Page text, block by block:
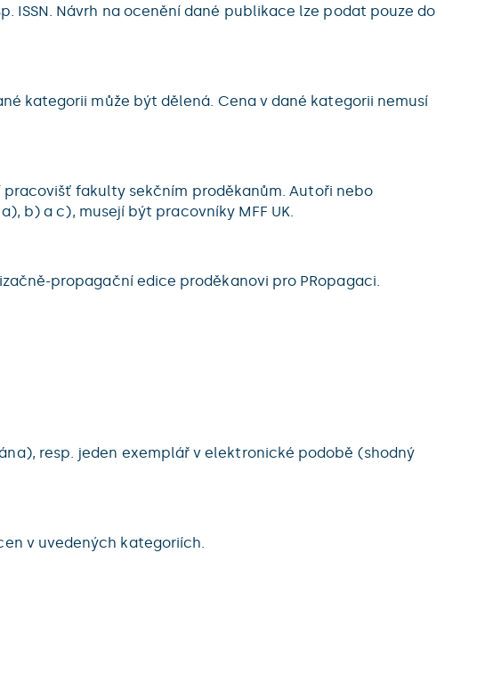
ISSN. Návrh na ocenění dané publikace lze podat pouze do
kategorii může být dělená. Cena v dané kategorii nemusí
fakulty sekčním proděkanům. Autoři nebo
b) a c), musejí být pracovníky MFF UK.
propagační edice proděkanovi pro PRopagaci.
resp. jeden exemplář v elektronické podobě (shodný
v uvedených kategoriích.